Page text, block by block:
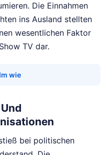
Die Einnahmen
ins Ausland stellten
wesentlichen Faktor
TV dar.
wie
bei politischen